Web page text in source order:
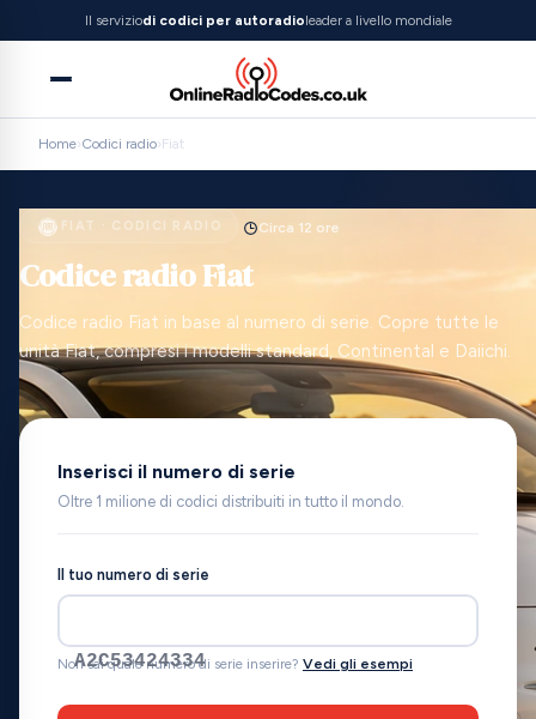
Il serviziodi codici per autoradioleader a livello mondiale
Home›Codici radio›Fiat
FIAT · CODICI RADIO Circa 12 ore
Codice radio Fiat
Codice radio Fiat in base al numero di serie. Copre tutte le
unità Fiat, compresi i modelli standard, Continental e Daiichi.
Inserisci il numero di serie
Oltre 1 milione di codici distribuiti in tutto il mondo.
Il tuo numero di serie
A2C53424334
Non sai quale numero di serie inserire? Vedi gli esempi